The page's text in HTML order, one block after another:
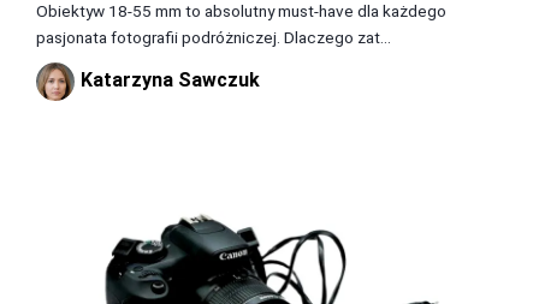
Obiektyw 18-55 mm to absolutny must-have dla każdego
pasjonata fotografii podróżniczej. Dlaczego zat...
Katarzyna Sawczuk